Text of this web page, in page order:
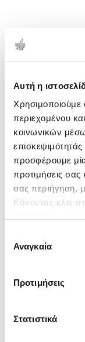
Αυτή η
Χρησιμοποιούμε
περιεχομένου
κοινωνικών
προσφέρουμε μία
προτιμήσεις σας
σας περιήγηση,
Κάνοντας κλικ
ενδιαφέρουν
συγκατάθεσης
Αναγκαία
Προτιμήσεις
Στατιστικά